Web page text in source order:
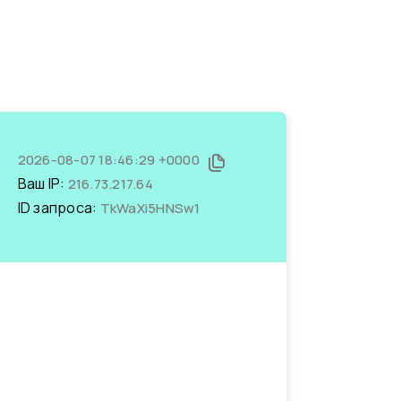
2026-08-07 18:46:29 +0000
Ваш IP: 216.73.217.64
ID запроса: TkWaXi5HNSw1